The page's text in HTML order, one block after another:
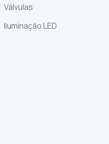
Válvulas
Iluminação LED